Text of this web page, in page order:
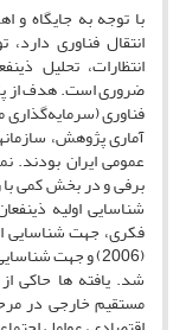
با توجه به جایگاه و
انتقال فناوری
انتظارات، تحلیل
ضروری است. هدف از
فناوری
آماری پژوهش،
عمومی ایران بودند.
برفی و در بخش کمی
شناسایی اولیه
فکری، جهت شناسایی
(2006) و جهت